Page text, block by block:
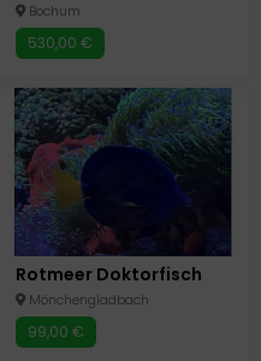
Bochum
530,00 €
Rotmeer Doktorfisch
Mönchengladbach
99,00 €